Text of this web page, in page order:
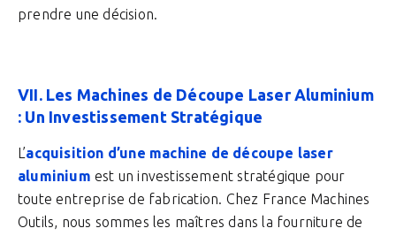
prendre une décision.
VII. Les Machines de Découpe Laser Aluminium
: Un Investissement Stratégique
L’acquisition d’une machine de découpe laser
aluminium est un investissement stratégique pour
toute entreprise de fabrication. Chez France Machines
Outils, nous sommes les maîtres dans la fourniture de